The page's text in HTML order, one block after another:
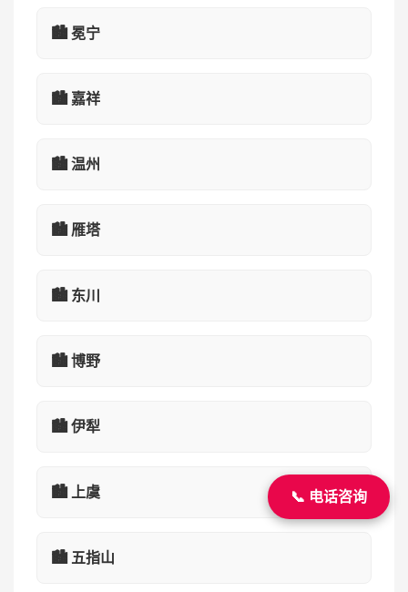
🏙️ 冕宁
🏙️ 嘉祥
🏙️ 温州
🏙️ 雁塔
🏙️ 东川
🏙️ 博野
🏙️ 伊犁
🏙️ 上虞
🏙️ 五指山
📞 电话咨询